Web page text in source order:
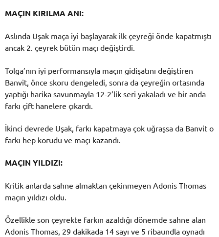
MAÇIN KIRILMA ANI:
Aslında Uşak maça iyi başlayarak ilk çeyreği önde kapatmıştı
ancak 2. çeyrek bütün maçı değiştirdi.
Tolga’nın iyi performansıyla maçın gidişatını değiştiren
Banvit, önce skoru dengeledi, sonra da çeyreğin ortasında
yaptığı harika savunmayla 12-2’lik seri yakaladı ve bir anda
farkı çift hanelere çıkardı.
İkinci devrede Uşak, farkı kapatmaya çok uğraşsa da Banvit o
farkı hep korudu ve maçı kazandı.
MAÇIN YILDIZI:
Kritik anlarda sahne almaktan çekinmeyen Adonis Thomas
maçın yıldızı oldu.
Özellikle son çeyrekte farkın azaldığı dönemde sahne alan
Adonis Thomas, 29 dakikada 14 sayı ve 5 ribaundla oynadı